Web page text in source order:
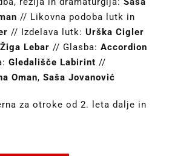
// Likovna podoba lutk in
// Izdelava lutk: Urška Cigler
Žiga Lebar // Glasba: Accordion
Gledališče Labirint //
Oman, Saša Jovanović
za otroke od 2. leta dalje in